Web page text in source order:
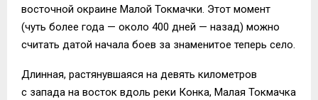
восточной окраине Малой Токмачки. Этот момент
(чуть более года — около 400 дней — назад) можно
считать датой начала боев за знаменитое теперь село.
Длинная, растянувшаяся на девять километров
с запада на восток вдоль реки Конка, Малая Токмачка